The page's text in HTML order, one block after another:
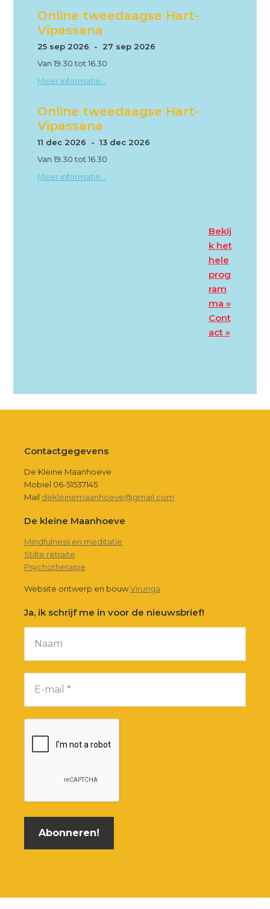
Online tweedaagse Hart-
Vipassana
25 sep 2026 - 27 sep 2026
Van 19.30 tot 16.30
Meer informatie...
Online tweedaagse Hart-
Vipassana
11 dec 2026 - 13 dec 2026
Van 19.30 tot 16.30
Meer informatie...
Bekij
k het
hele
prog
ram
ma »
Cont
act »
Footer
Contactgegevens
De Kleine Maanhoeve
Mobiel 06-51537145
Mail dekleinemaanhoeve@gmail.com
De kleine Maanhoeve
Mindfulness en meditatie
Stilte retraite
Psychotherapie
Website ontwerp en bouwVirunga
Ja, ik schrijf me in voor de nieuwsbrief!